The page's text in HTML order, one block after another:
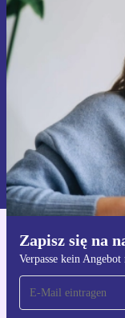
Zapisz się na
Verpasse kein Angebot
Informacje na temat
naszej
Polityce